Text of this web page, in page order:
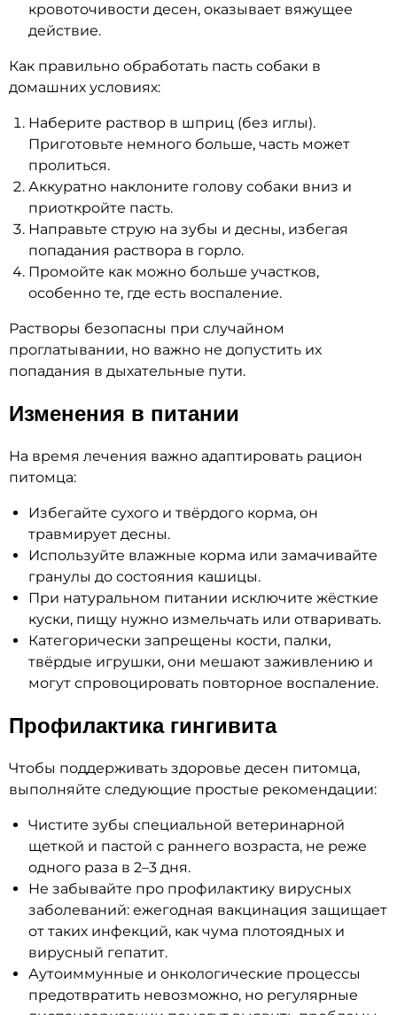
кровоточивости десен, оказывает вяжущее
действие.
Как правильно обработать пасть собаки в
домашних условиях:
Наберите раствор в шприц (без иглы).
Приготовьте немного больше, часть может
пролиться.
Аккуратно наклоните голову собаки вниз и
приоткройте пасть.
Направьте струю на зубы и десны, избегая
попадания раствора в горло.
Промойте как можно больше участков,
особенно те, где есть воспаление.
Растворы безопасны при случайном
проглатывании, но важно не допустить их
попадания в дыхательные пути.
Изменения в питании
На время лечения важно адаптировать рацион
питомца:
Избегайте сухого и твёрдого корма, он
травмирует десны.
Используйте влажные корма или замачивайте
гранулы до состояния кашицы.
При натуральном питании исключите жёсткие
куски, пищу нужно измельчать или отваривать.
Категорически запрещены кости, палки,
твёрдые игрушки, они мешают заживлению и
могут спровоцировать повторное воспаление.
Профилактика гингивита
Чтобы поддерживать здоровье десен питомца,
выполняйте следующие простые рекомендации:
Чистите зубы специальной ветеринарной
щеткой и пастой с раннего возраста, не реже
одного раза в 2–3 дня.
Не забывайте про профилактику вирусных
заболеваний: ежегодная вакцинация защищает
от таких инфекций, как чума плотоядных и
вирусный гепатит.
Аутоиммунные и онкологические процессы
предотвратить невозможно, но регулярные